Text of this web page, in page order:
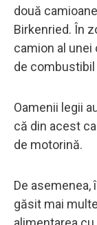
două
Birkenried. În
camion al
de combustibil
Oamenii legii
că din acest
de motorină.
De
găsit mai